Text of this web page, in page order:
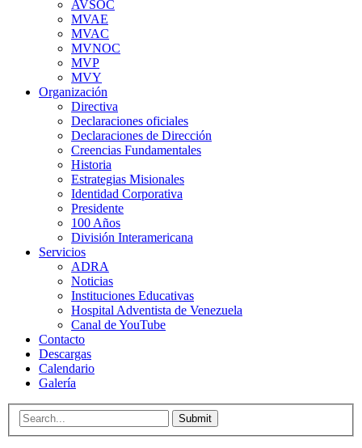
AVSOC
MVAE
MVAC
MVNOC
MVP
MVY
Organización
Directiva
Declaraciones oficiales
Declaraciones de Dirección
Creencias Fundamentales
Historia
Estrategias Misionales
Identidad Corporativa
Presidente
100 Años
División Interamericana
Servicios
ADRA
Noticias
Instituciones Educativas
Hospital Adventista de Venezuela
Canal de YouTube
Contacto
Descargas
Calendario
Galería
Submit